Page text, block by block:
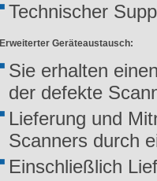
Technischer
Erweiterter Geräteaustausch:
Sie erhalten
der defekte
Lieferung und
Scanners durch
Einschließlich